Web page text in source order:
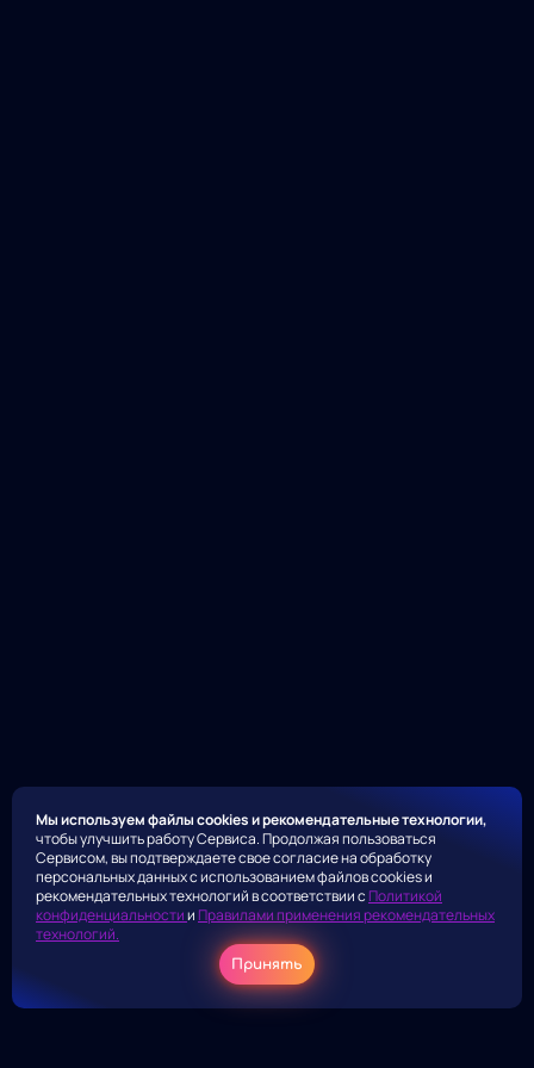
Мы используем файлы cookies и рекомендательные технологии,
чтобы улучшить работу Сервиса. Продолжая пользоваться
Сервисом, вы подтверждаете свое согласие на обработку
персональных данных с использованием файлов cookies и
рекомендательных технологий в соответствии с Политикой
конфиденциальностии Правилами применения рекомендательных
технологий.
Принять